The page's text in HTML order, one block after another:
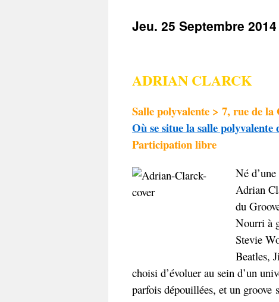
contenu
Jeu. 25 Septembre 2014
ADRIAN CLARCK
Salle polyvalente > 7, rue de
Où se situe la salle
Participation libre
Né
Adrian
du
Nourri à
Stevie
Beatles,
choisi d’évoluer au sein d’un
parfois dépouillées, et un groove